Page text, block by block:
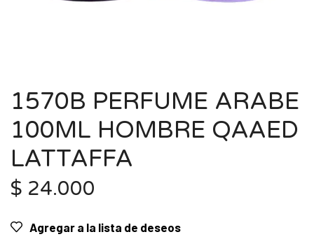
1570B PERFUME ARABE
100ML HOMBRE QAAED
LATTAFFA
$ 24.000
Agregar a la lista de deseos